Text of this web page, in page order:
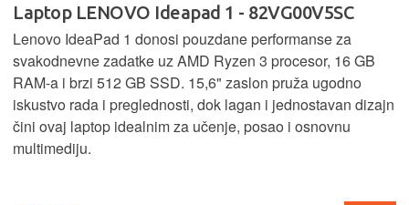
Laptop LENOVO Ideapad 1 - 82VG00V5SC
Lenovo IdeaPad 1 donosi pouzdane performanse za
svakodnevne zadatke uz AMD Ryzen 3 procesor, 16 GB
RAM-a i brzi 512 GB SSD. 15,6" zaslon pruža ugodno
iskustvo rada i preglednosti, dok lagan i jednostavan dizajn
čini ovaj laptop idealnim za učenje, posao i osnovnu
multimediju.